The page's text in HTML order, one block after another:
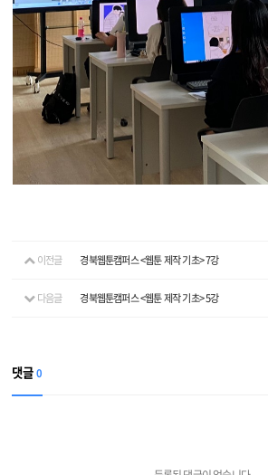
이전글 경북웹툰캠퍼스 <웹툰 제작 기초> 7강
다음글 경북웹툰캠퍼스 <웹툰 제작 기초> 5강
댓글0